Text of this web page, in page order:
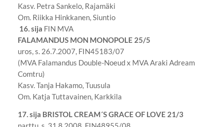
Kasv. Petra Sankelo, Rajamäki
Om. Riikka Hinkkanen, Siuntio
16. sija FIN MVA
FALAMANDUS MON MONOPOLE 25/5
uros, s. 26.7.2007, FIN45183/07
(MVA Falamandus Double-Noeud x MVA Araki Adream
Comtru)
Kasv. Tanja Hakamo, Tuusula
Om. Katja Tuttavainen, Karkkila
17. sija BRISTOL CREAM´S GRACE OF LOVE 21/3